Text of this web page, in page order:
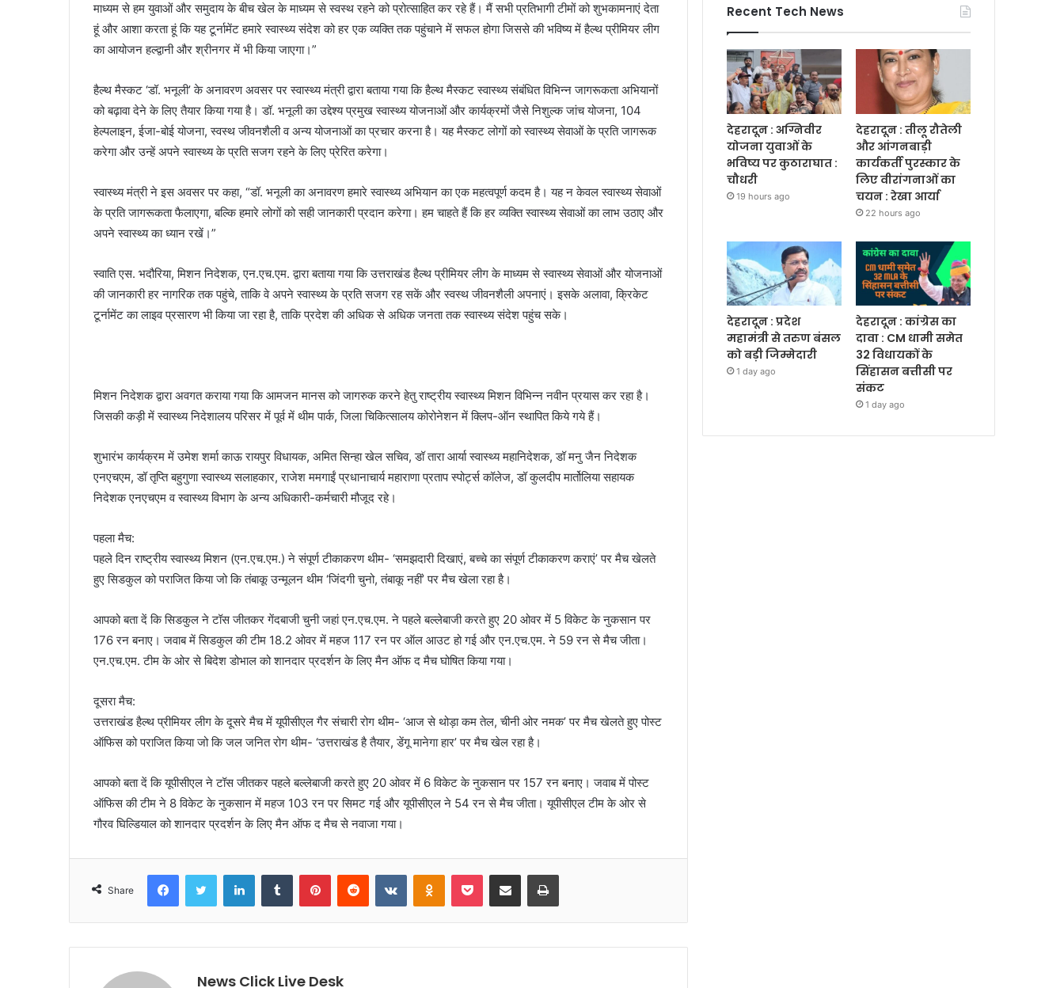
माध्यम से हम युवाओं और समुदाय के बीच खेल के माध्यम से स्वस्थ रहने को प्रोत्साहित कर रहे हैं। मैं सभी प्रतिभागी टीमों को शुभकामनाएं देता
हूं और आशा करता हूं कि यह टूर्नामेंट हमारे स्वास्थ्य संदेश को हर एक व्यक्ति तक पहुंचाने में सफल होगा जिससे की भविष्य में हैल्थ प्रीमियर लीग
का आयोजन हल्द्वानी और श्रीनगर में भी किया जाएगा।”
हैल्थ मैस्कट ‘डॉ. भनूली’ के अनावरण अवसर पर स्वास्थ्य मंत्री द्वारा बताया गया कि हैल्थ मैस्कट स्वास्थ्य संबंधित विभिन्न जागरूकता अभियानों
को बढ़ावा देने के लिए तैयार किया गया है। डॉ. भनूली का उद्देश्य प्रमुख स्वास्थ्य योजनाओं और कार्यक्रमों जैसे निशुल्क जांच योजना, 104
हेल्पलाइन, ईजा-बोई योजना, स्वस्थ जीवनशैली व अन्य योजनाओं का प्रचार करना है। यह मैस्कट लोगों को स्वास्थ्य सेवाओं के प्रति जागरूक
करेगा और उन्हें अपने स्वास्थ्य के प्रति सजग रहने के लिए प्रेरित करेगा।
स्वास्थ्य मंत्री ने इस अवसर पर कहा, “डॉ. भनूली का अनावरण हमारे स्वास्थ्य अभियान का एक महत्वपूर्ण कदम है। यह न केवल स्वास्थ्य सेवाओं
के प्रति जागरूकता फैलाएगा, बल्कि हमारे लोगों को सही जानकारी प्रदान करेगा। हम चाहते हैं कि हर व्यक्ति स्वास्थ्य सेवाओं का लाभ उठाए और
अपने स्वास्थ्य का ध्यान रखें।”
स्वाति एस. भदौरिया, मिशन निदेशक, एन.एच.एम. द्वारा बताया गया कि उत्तराखंड हैल्थ प्रीमियर लीग के माध्यम से स्वास्थ्य सेवाओं और योजनाओं
की जानकारी हर नागरिक तक पहुंचे, ताकि वे अपने स्वास्थ्य के प्रति सजग रह सकें और स्वस्थ जीवनशैली अपनाएं। इसके अलावा, क्रिकेट
टूर्नामेंट का लाइव प्रसारण भी किया जा रहा है, ताकि प्रदेश की अधिक से अधिक जनता तक स्वास्थ्य संदेश पहुंच सके।
मिशन निदेशक द्वारा अवगत कराया गया कि आमजन मानस को जागरुक करने हेतु राष्ट्रीय स्वास्थ्य मिशन विभिन्न नवीन प्रयास कर रहा है।
जिसकी कड़ी में स्वास्थ्य निदेशालय परिसर में पूर्व में थीम पार्क, जिला चिकित्सालय कोरोनेशन में क्लिप-ऑन स्थापित किये गये हैं।
शुभारंभ कार्यक्रम में उमेश शर्मा काऊ रायपुर विधायक, अमित सिन्हा खेल सचिव, डॉ तारा आर्या स्वास्थ्य महानिदेशक, डॉ मनु जैन निदेशक
एनएचएम, डॉ तृप्ति बहुगुणा स्वास्थ्य सलाहकार, राजेश ममगाईं प्रधानाचार्य महाराणा प्रताप स्पोर्ट्स कॉलेज, डॉ कुलदीप मार्तोलिया सहायक
निदेशक एनएचएम व स्वास्थ्य विभाग के अन्य अधिकारी-कर्मचारी मौजूद रहे।
पहला मैच:
पहले दिन राष्ट्रीय स्वास्थ्य मिशन (एन.एच.एम.) ने संपूर्ण टीकाकरण थीम- ‘समझदारी दिखाएं, बच्चे का संपूर्ण टीकाकरण कराएं’ पर मैच खेलते
हुए सिडकुल को पराजित किया जो कि तंबाकू उन्मूलन थीम ‘जिंदगी चुनो, तंबाकू नहीं’ पर मैच खेला रहा है।
आपको बता दें कि सिडकुल ने टॉस जीतकर गेंदबाजी चुनी जहां एन.एच.एम. ने पहले बल्लेबाजी करते हुए 20 ओवर में 5 विकेट के नुकसान पर
176 रन बनाए। जवाब में सिडकुल की टीम 18.2 ओवर में महज 117 रन पर ऑल आउट हो गई और एन.एच.एम. ने 59 रन से मैच जीता।
एन.एच.एम. टीम के ओर से बिदेश डोभाल को शानदार प्रदर्शन के लिए मैन ऑफ द मैच घोषित किया गया।
दूसरा मैच:
उत्तराखंड हैल्थ प्रीमियर लीग के दूसरे मैच में यूपीसीएल गैर संचारी रोग थीम- ‘आज से थोड़ा कम तेल, चीनी ओर नमक’ पर मैच खेलते हुए पोस्ट
ऑफिस को पराजित किया जो कि जल जनित रोग थीम- ‘उत्तराखंड है तैयार, डेंगू मानेगा हार’ पर मैच खेल रहा है।
आपको बता दें कि यूपीसीएल ने टॉस जीतकर पहले बल्लेबाजी करते हुए 20 ओवर में 6 विकेट के नुकसान पर 157 रन बनाए। जवाब में पोस्ट
ऑफिस की टीम ने 8 विकेट के नुकसान में महज 103 रन पर सिमट गई और यूपीसीएल ने 54 रन से मैच जीता। यूपीसीएल टीम के ओर से
गौरव घिल्डियाल को शानदार प्रदर्शन के लिए मैन ऑफ द मैच से नवाजा गया।
Share
News Click Live Desk
Recent Tech News
देहरादून : अग्निवीर
योजना युवाओं के
भविष्य पर कुठाराघात :
चौधरी
19 hours ago
देहरादून : तीलू रौतेली
और आंगनबाड़ी
कार्यकर्ती पुरस्कार के
लिए वीरांगनाओं का
चयन : रेखा आर्या
22 hours ago
देहरादून : प्रदेश
महामंत्री से तरुण बंसल
को बड़ी जिम्मेदारी
1 day ago
देहरादून : कांग्रेस का
दावा : CM धामी समेत
32 विधायकों के
सिंहासन बत्तीसी पर
संकट
1 day ago